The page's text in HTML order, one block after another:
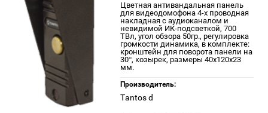
Цветная антивандальная панель
для видеодомофона 4-х проводная
накладная с аудиоканалом и
невидимой ИК-подсветкой, 700
ТВл, угол обзора 50гр., регулировка
громкости динамика, в комплекте:
кронштейн для поворота панели на
30°, козырек, размеры 40х120х23
мм.
Производитель:
Tantos d